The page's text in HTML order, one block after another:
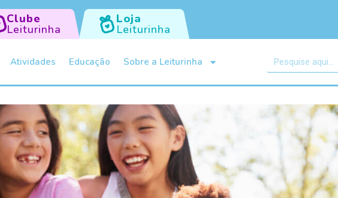
Clube
Leiturinha
Loja
Leiturinha
Atividades Educação Sobre a Leiturinha